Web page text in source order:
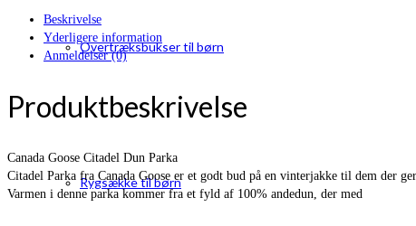
Overtræksbukser til børn
Rygsække til børn
Beskrivelse
Yderligere information
Anmeldelser (0)
Produktbeskrivelse
Canada Goose Citadel Dun Parka
Citadel Parka fra Canada Goose er et godt bud på en vinterjakke til dem der
Varmen i denne parka kommer fra et fyld af 100% andedun, der med